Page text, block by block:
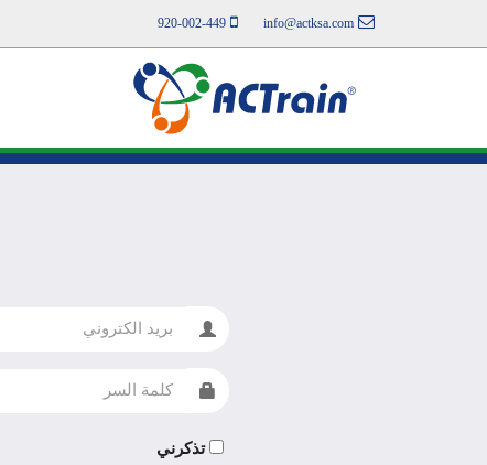
info@actksa.com
920-002-449
الالكتروني
السر
تذكرني